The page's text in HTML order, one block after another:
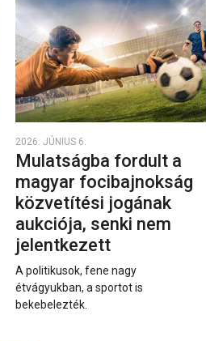
2026. JÚNIUS 6.
Mulatságba fordult a
magyar focibajnokság
közvetítési jogának
aukciója, senki nem
jelentkezett
A politikusok, fene nagy
étvágyukban, a sportot is
bekebelezték.